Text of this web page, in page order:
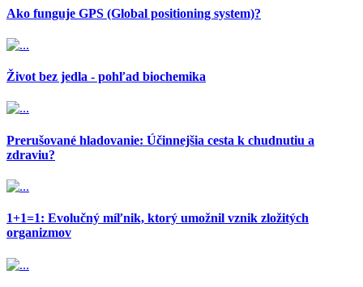
Ako funguje GPS (Global positioning system)?
Život bez jedla - pohľad biochemika
Prerušované hladovanie: Účinnejšia cesta k chudnutiu a
zdraviu?
1+1=1: Evolučný míľnik, ktorý umožnil vznik zložitých
organizmov